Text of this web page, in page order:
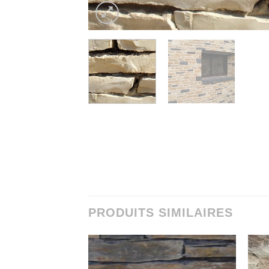
PRODUITS SIMILAIRES